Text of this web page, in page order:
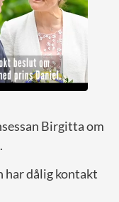
Birgitta om
har dålig kontakt